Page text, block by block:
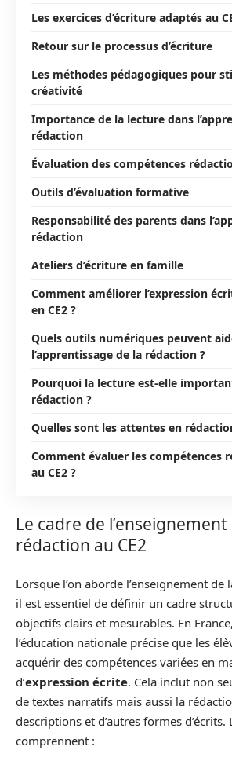
Les exercices d’écriture adaptés au
Retour sur le processus d’écriture
Les méthodes pédagogiques pour
créativité
Importance de la lecture dans
rédaction
Évaluation des compétences
Outils d’évaluation formative
Responsabilité des parents dans
rédaction
Ateliers d’écriture en famille
Comment améliorer l’expression
en CE2 ?
Quels outils numériques peuvent
l’apprentissage de la rédaction ?
Pourquoi la lecture est-elle
rédaction ?
Quelles sont les attentes en
Comment évaluer les compétences
au CE2 ?
Le cadre de l’enseignement
rédaction au CE2
Lorsque l’on aborde l’enseignement de
il est essentiel de définir un cadre
objectifs clairs et mesurables. En
l’éducation nationale précise que les
acquérir des compétences variées en
d’expression écrite. Cela inclut non
de textes narratifs mais aussi la
descriptions et d’autres formes d’écrits.
comprennent :